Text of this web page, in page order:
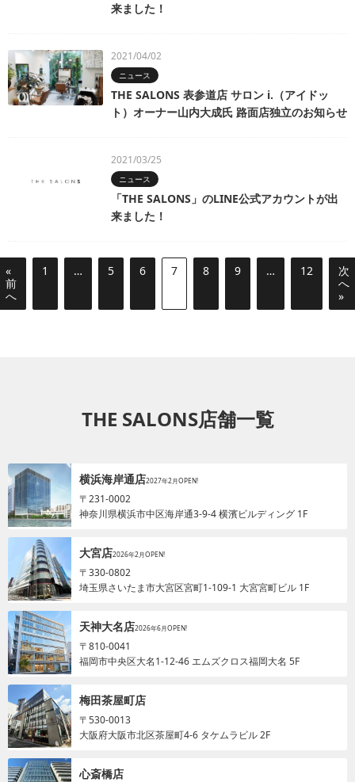
来ました！
2021/04/02
ニュース
THE SALONS 表参道店 サロン i.（アイドッ
ト）オーナー山内大成氏 路面店独立のお知らせ
2021/03/25
ニュース
「THE SALONS」のLINE公式アカウントが出
来ました！
«
前
へ
1 … 5 6 7 8 9 … 12
次
へ
»
THE SALONS店舗一覧
横浜海岸通店2027年2月OPEN!
〒231-0002
神奈川県横浜市中区海岸通3-9-4 横濱ビルディング 1F
大宮店2026年2月OPEN!
〒330-0802
埼玉県さいたま市大宮区宮町1-109-1 大宮宮町ビル 1F
天神大名店2026年6月OPEN!
〒810-0041
福岡市中央区大名1-12-46 エムズクロス福岡大名 5F
梅田茶屋町店
〒530-0013
大阪府大阪市北区茶屋町4-6 タケムラビル 2F
心斎橋店